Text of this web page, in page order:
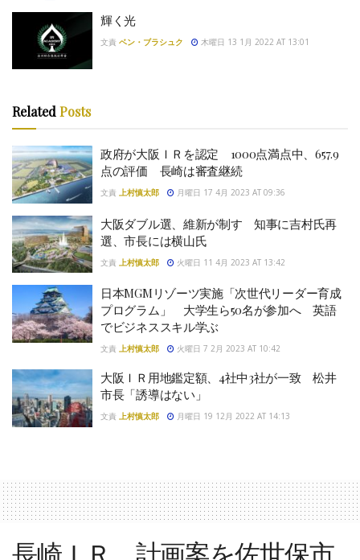
輝く光
文責 ベン・ブラシュク 木曜日 13 1月 2022 AT 13:01
Related Posts
政府が大阪ＩＲを認定 1000点満点中、657.9
点の評価 長崎は審査継続
文責 上村慎太郎 月曜日 17 4月 2023 AT 09:36
大阪ダブル選、維新が制す 知事に吉村氏再
選、市長には横山氏
文責 上村慎太郎 火曜日 11 4月 2023 AT 13:42
日本MGMリゾーツ実施「次世代リーダー育成
プログラム」 大学生ら50名が参加へ 英語
でビジネススキル学ぶ
文責 上村慎太郎 火曜日 7 2月 2023 AT 10:42
大阪ＩＲ用地鑑定額、4社中3社が一致 松井
市長「誘導はない」
文責 上村慎太郎 月曜日 19 12月 2022 AT 14:13
長崎ＩＲ 計画案を佐世保市